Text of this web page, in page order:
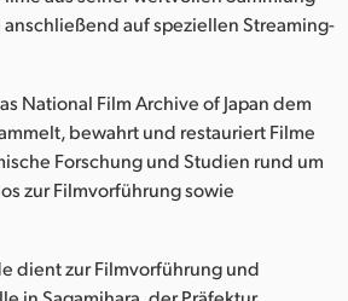
auf speziellen Streaming-
National Film Archive of Japan dem
bewahrt und restauriert Filme
Forschung und Studien rund um
zur Filmvorführung sowie
dient zur Filmvorführung und